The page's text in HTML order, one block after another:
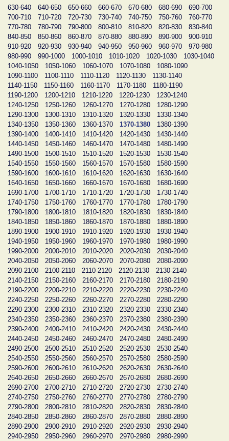
630-640
640-650 650-660 660-670 670-680 680-690
690-700
700-710
710-720 720-730 730-740 740-750 750-760
760-770
770-780
780-790 790-800 800-810 810-820 820-830
830-840
840-850
850-860 860-870 870-880 880-890 890-900
900-910
910-920
920-930 930-940 940-950 950-960 960-970
970-980
980-990
990-1000 1000-1010 1010-1020 1020-1030
1030-1040
1040-1050
1050-1060 1060-1070 1070-1080
1080-1090
1090-1100
1100-1110 1110-1120 1120-1130
1130-1140
1140-1150
1150-1160 1160-1170 1170-1180
1180-1190
1190-1200
1200-1210 1210-1220 1220-1230
1230-1240
1240-1250
1250-1260 1260-1270 1270-1280
1280-1290
1290-1300
1300-1310 1310-1320 1320-1330
1330-1340
1340-1350
1350-1360 1360-1370 1370-1380
1380-1390
1390-1400
1400-1410 1410-1420 1420-1430
1430-1440
1440-1450
1450-1460 1460-1470 1470-1480
1480-1490
1490-1500
1500-1510 1510-1520 1520-1530
1530-1540
1540-1550
1550-1560 1560-1570 1570-1580
1580-1590
1590-1600
1600-1610 1610-1620 1620-1630
1630-1640
1640-1650
1650-1660 1660-1670 1670-1680
1680-1690
1690-1700
1700-1710 1710-1720 1720-1730
1730-1740
1740-1750
1750-1760 1760-1770 1770-1780
1780-1790
1790-1800
1800-1810 1810-1820 1820-1830
1830-1840
1840-1850
1850-1860 1860-1870 1870-1880
1880-1890
1890-1900
1900-1910 1910-1920 1920-1930
1930-1940
1940-1950
1950-1960 1960-1970 1970-1980
1980-1990
1990-2000
2000-2010 2010-2020 2020-2030
2030-2040
2040-2050
2050-2060 2060-2070 2070-2080
2080-2090
2090-2100
2100-2110 2110-2120 2120-2130
2130-2140
2140-2150
2150-2160 2160-2170 2170-2180
2180-2190
2190-2200
2200-2210 2210-2220 2220-2230
2230-2240
2240-2250
2250-2260 2260-2270 2270-2280
2280-2290
2290-2300
2300-2310 2310-2320 2320-2330
2330-2340
2340-2350
2350-2360 2360-2370 2370-2380
2380-2390
2390-2400
2400-2410 2410-2420 2420-2430
2430-2440
2440-2450
2450-2460 2460-2470 2470-2480
2480-2490
2490-2500
2500-2510 2510-2520 2520-2530
2530-2540
2540-2550
2550-2560 2560-2570 2570-2580
2580-2590
2590-2600
2600-2610 2610-2620 2620-2630
2630-2640
2640-2650
2650-2660 2660-2670 2670-2680
2680-2690
2690-2700
2700-2710 2710-2720 2720-2730
2730-2740
2740-2750
2750-2760 2760-2770 2770-2780
2780-2790
2790-2800
2800-2810 2810-2820 2820-2830
2830-2840
2840-2850
2850-2860 2860-2870 2870-2880
2880-2890
2890-2900
2900-2910 2910-2920 2920-2930
2930-2940
2940-2950
2950-2960 2960-2970 2970-2980
2980-2990